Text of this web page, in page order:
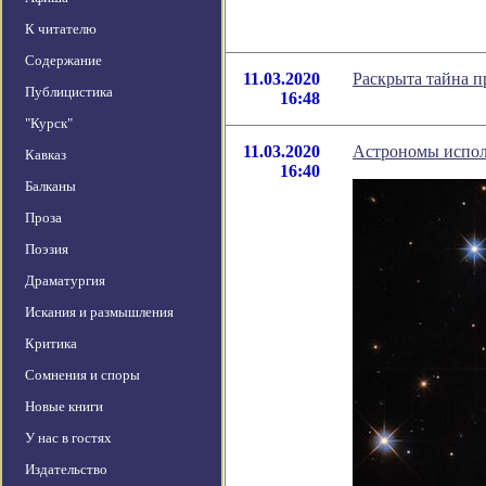
К читателю
Содержание
Публицистика
"Курск"
Кавказ
Балканы
Проза
Поэзия
Драматургия
Искания и размышления
Критика
Сомнения и споры
Новые книги
У нас в гостях
Издательство
11.03.2020
16:48
Раскрыта тайна
11.03.2020
16:40
Астрономы